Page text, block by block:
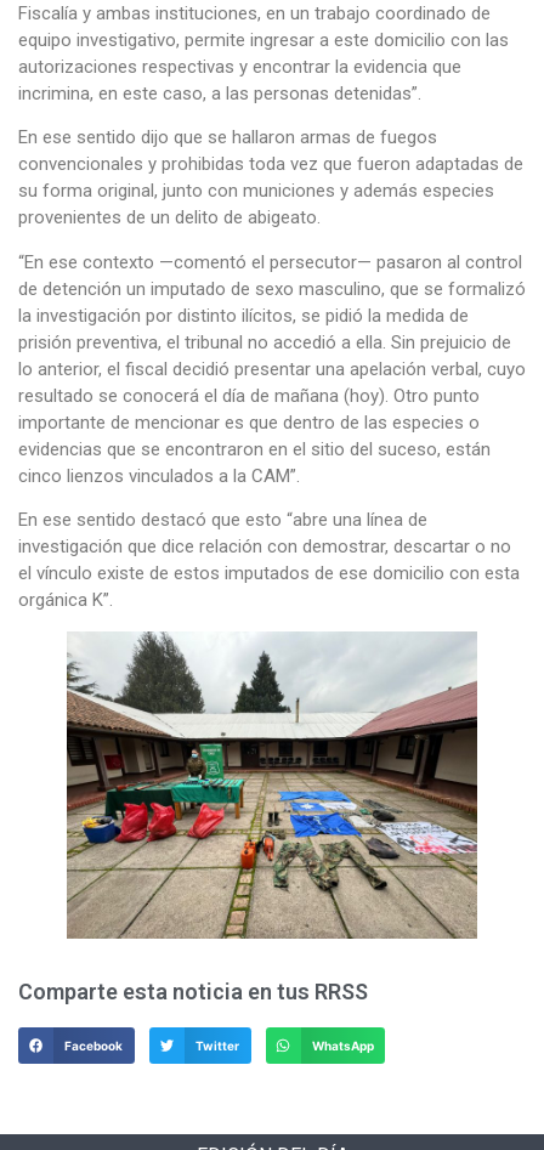
Fiscalía y ambas instituciones, en un trabajo coordinado de
equipo investigativo, permite ingresar a este domicilio con las
autorizaciones respectivas y encontrar la evidencia que
incrimina, en este caso, a las personas detenidas”.
En ese sentido dijo que se hallaron armas de fuegos
convencionales y prohibidas toda vez que fueron adaptadas de
su forma original, junto con municiones y además especies
provenientes de un delito de abigeato.
“En ese contexto —comentó el persecutor— pasaron al control
de detención un imputado de sexo masculino, que se formalizó
la investigación por distinto ilícitos, se pidió la medida de
prisión preventiva, el tribunal no accedió a ella. Sin prejuicio de
lo anterior, el fiscal decidió presentar una apelación verbal, cuyo
resultado se conocerá el día de mañana (hoy). Otro punto
importante de mencionar es que dentro de las especies o
evidencias que se encontraron en el sitio del suceso, están
cinco lienzos vinculados a la CAM”.
En ese sentido destacó que esto “abre una línea de
investigación que dice relación con demostrar, descartar o no
el vínculo existe de estos imputados de ese domicilio con esta
orgánica K”.
Comparte esta noticia en tus RRSS
Facebook Twitter WhatsApp